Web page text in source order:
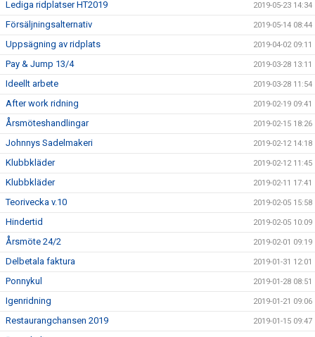
Lediga ridplatser HT2019 2019-05-23 14:34
Försäljningsalternativ 2019-05-14 08:44
Uppsägning av ridplats 2019-04-02 09:11
Pay & Jump 13/4 2019-03-28 13:11
Ideellt arbete 2019-03-28 11:54
After work ridning 2019-02-19 09:41
Årsmöteshandlingar 2019-02-15 18:26
Johnnys Sadelmakeri 2019-02-12 14:18
Klubbkläder 2019-02-12 11:45
Klubbkläder 2019-02-11 17:41
Teorivecka v.10 2019-02-05 15:58
Hindertid 2019-02-05 10:09
Årsmöte 24/2 2019-02-01 09:19
Delbetala faktura 2019-01-31 12:01
Ponnykul 2019-01-28 08:51
Igenridning 2019-01-21 09:06
Restaurangchansen 2019 2019-01-15 09:47